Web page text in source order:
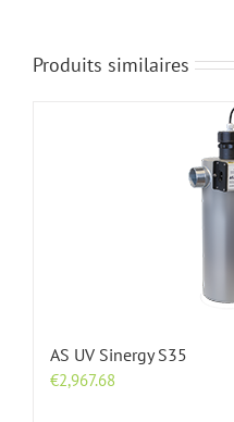
Produits similaires
AS UV Sinergy S35
€2,967.68